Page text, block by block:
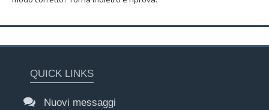
QUICK LINKS
Nuovi messaggi